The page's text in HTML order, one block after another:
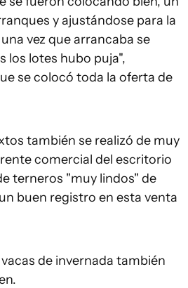
y ajustándose para la
vez que arrancaba se
los lotes hubo puja",
se colocó toda la oferta de
también se realizó de muy
comercial del escritorio
terneros "muy lindos" de
buen registro en esta venta
de invernada también